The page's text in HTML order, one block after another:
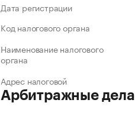
Дата регистрации
Код налогового органа
Наименование налогового
органа
Адрес налоговой
Арбитражные дела